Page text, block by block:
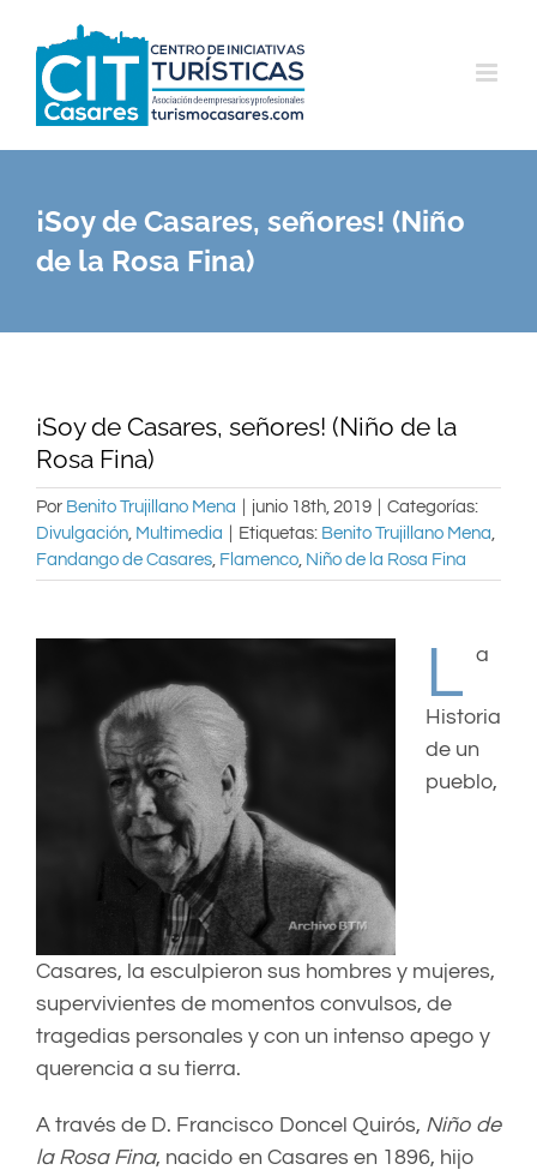
contenido
¡Soy de Casares, señores! (Niño
de la Rosa Fina)
¡Soy de Casares, señores! (Niño de la
Rosa Fina)
Por Benito Trujillano Mena junio 18th, 2019
Categorías:
Divulgación, Multimedia Etiquetas: Benito Trujillano Mena,
Fandango de Casares, Flamenco, Niño de la Rosa Fina
L a
Historia
de un
pueblo,
Casares, la esculpieron sus hombres y mujeres,
supervivientes de momentos convulsos, de
tragedias personales y con un intenso apego y
querencia a su tierra.
A través de D. Francisco Doncel Quirós, Niño de
la Rosa Fina, nacido en Casares en 1896, hijo